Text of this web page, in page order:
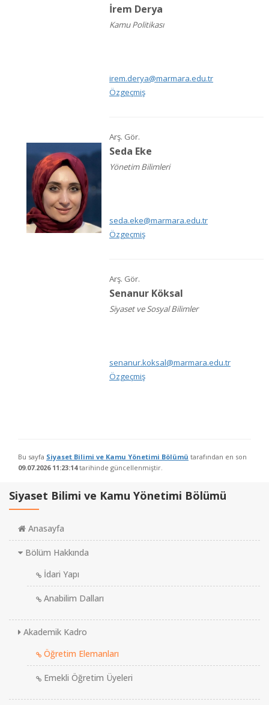
İrem Derya
Kamu Politikası
irem.derya@marmara.edu.tr
Özgeçmiş
Arş. Gör.
Seda Eke
Yönetim Bilimleri
seda.eke@marmara.edu.tr
Özgeçmiş
Arş. Gör.
Senanur Köksal
Siyaset ve Sosyal Bilimler
senanur.koksal@marmara.edu.tr
Özgeçmiş
Bu sayfa Siyaset Bilimi ve Kamu Yönetimi Bölümü tarafından en son
09.07.2026 11:23:14tarihinde güncellenmiştir.
Siyaset Bilimi ve Kamu Yönetimi Bölümü
Anasayfa
Bölüm Hakkında
İdari Yapı
Anabilim Dalları
Akademik Kadro
Öğretim Elemanları
Emekli Öğretim Üyeleri